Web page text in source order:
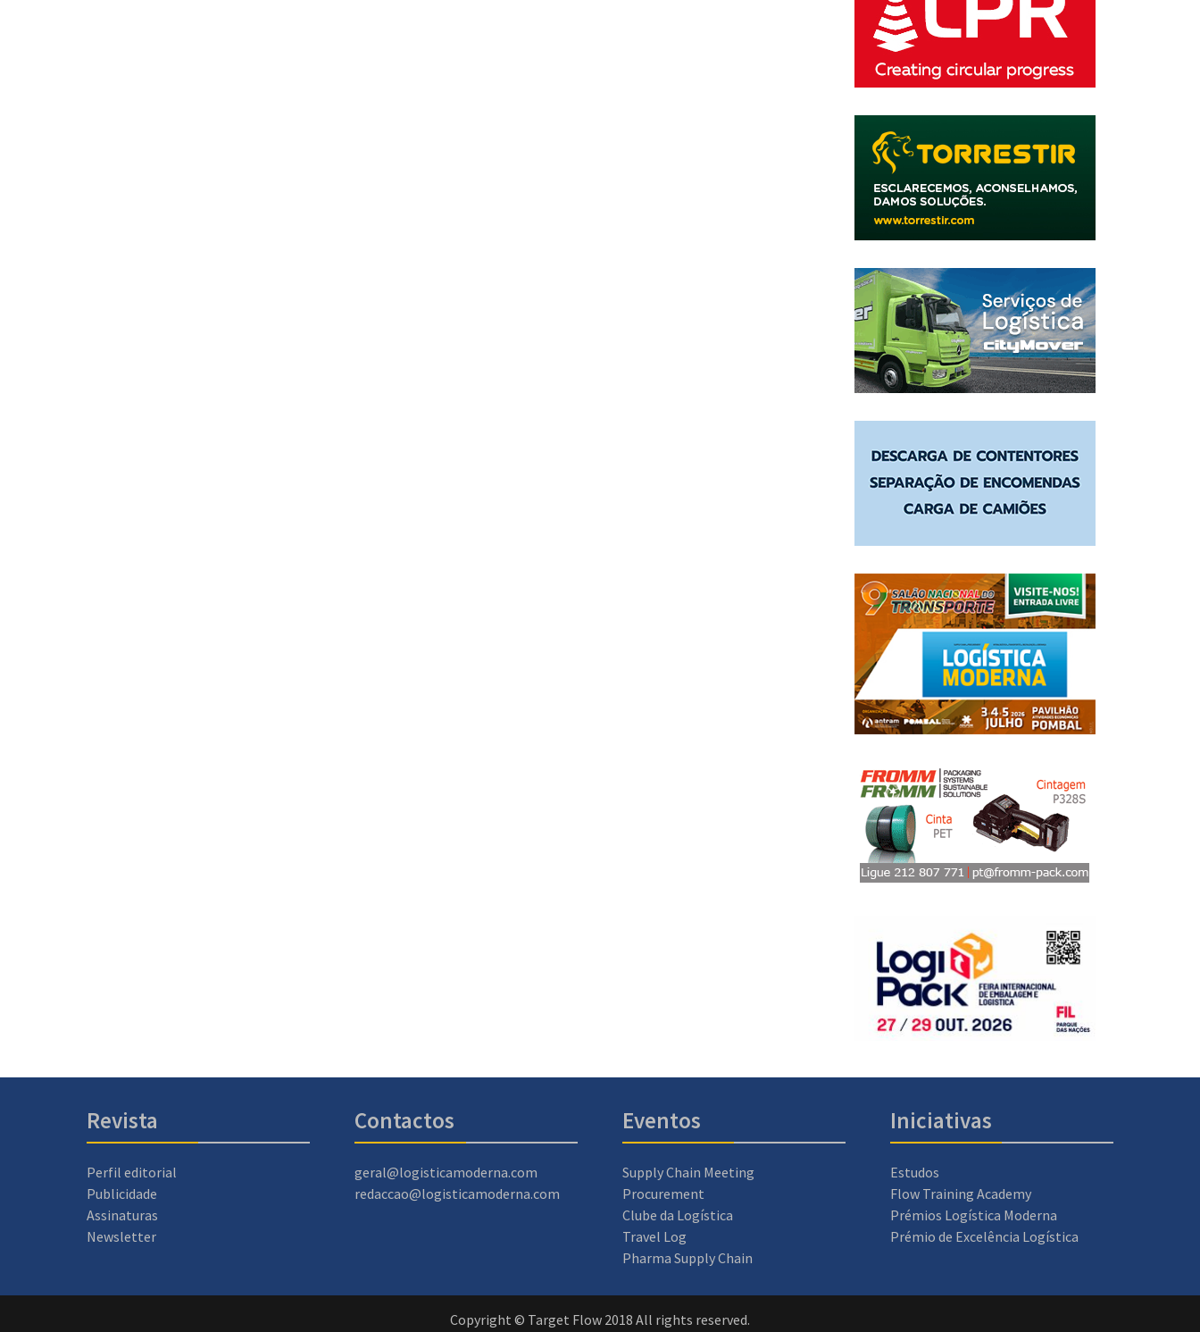
Revista
Perfil editorial
Publicidade
Assinaturas
Newsletter
Contactos
geral@logisticamoderna.com
redaccao@logisticamoderna.com
Eventos
Supply Chain Meeting
Procurement
Clube da Logística
Travel Log
Pharma Supply Chain
Iniciativas
Estudos
Flow Training Academy
Prémios Logística Moderna
Prémio de Excelência Logística
Copyright © Target Flow 2018 All rights reserved.